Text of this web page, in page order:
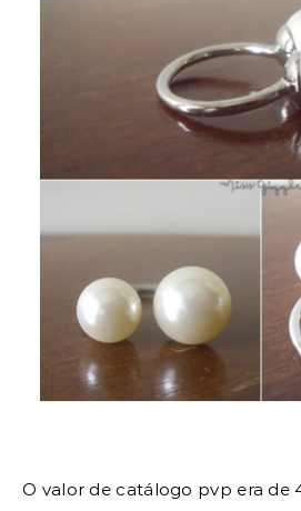
O valor de catálogo pvp era de